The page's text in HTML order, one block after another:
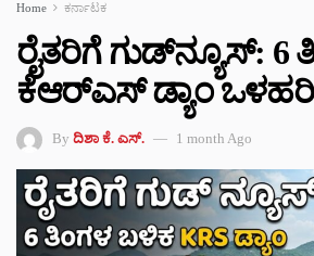
Home ಕರ್ನಾಟಕ
ರೈತರಿಗೆ ಗುಡ್‌ನ್ಯೂಸ್: 6
ಕೆಆರ್‌ಎಸ್‌ ಡ್ಯಾಂ
By ದಿಶಾ ಕೆ. ಎಸ್. 1 month Ago